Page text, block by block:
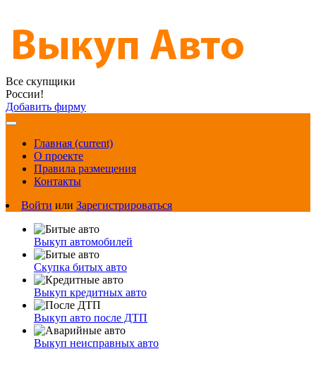
Все скупщики
России!
Добавить фирму
Главная (current)
О проекте
Правила размещения
Контакты
Войти или Зарегистрироваться
Выкуп автомобилей
Скупка битых авто
Выкуп кредитных авто
Выкуп авто после ДТП
Выкуп неисправных авто